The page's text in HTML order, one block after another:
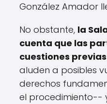
González Amador
No obstante, la
cuenta que las
cuestiones previas
aluden a posibles
derechos
el procedimiento--